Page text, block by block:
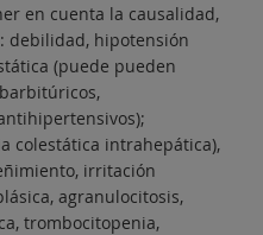
en cuenta la causalidad,
debilidad, hipotensión
(puede pueden
colestática intrahepática),
irritación
agranulocitosis,
trombocitopenia,